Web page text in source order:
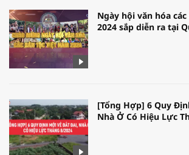
Ngày hội văn hóa
2024 sắp diễn ra tại
[Tổng Hợp] 6 Quy
Nhà Ở Có Hiệu Lực